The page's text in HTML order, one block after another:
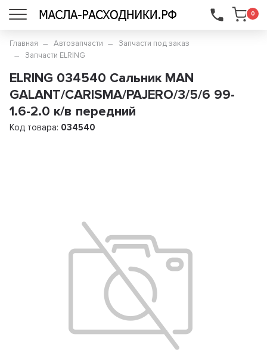
0
...
Главная Автозапчасти
Запчасти под заказ
Запчасти ELRING
ELRING 034540 Сальник MAN
GALANT/CARISMA/PAJERO/3/5/6 99-
1.6-2.0 к/в передний
Код товара: 034540